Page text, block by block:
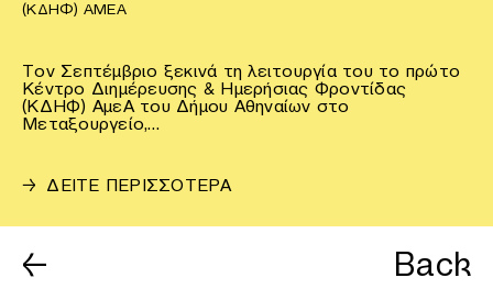
(ΚΔΗΦ) ΑΜΕΑ
Τον Σεπτέμβριο ξεκινά τη λειτουργία του το πρώτο
Κέντρο Διημέρευσης & Ημερήσιας Φροντίδας
(ΚΔΗΦ) ΑμεΑ του Δήμου Αθηναίων στο
Μεταξουργείο,…
→ ΔΕΙΤΕ ΠΕΡΙΣΣΟΤΕΡΑ
← Back